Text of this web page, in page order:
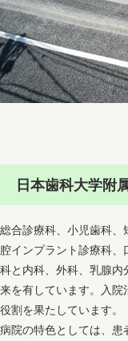
日本歯科大学附
総合診療科、小児歯科、
腔インプラント診療科
科と内科、外科、乳腺
来を有しています。入
役割を果たしています。
病院の特色としては、患